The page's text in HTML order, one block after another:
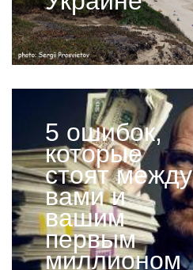
5 ошибок,
которые
стоят между
вами и
вашим
первым
миллионом